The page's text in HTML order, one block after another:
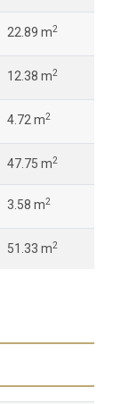
22.89 m2
12.38 m2
4.72 m2
47.75 m2
3.58 m2
51.33 m2